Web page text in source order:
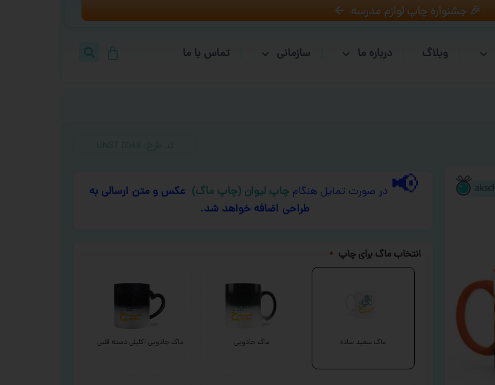
🎉 جشنواره چاپ لوازم مدرسه
وبلاگ درباره ما سازمانی تماس با ما
📢 در صورت تمایل هنگام چاپ لیوان (چاپ ماگ) عکس و متن ارسالی به
طراحی اضافه خواهد شد.
انتخاب ماگ برای چاپ *
ماگ سفید ساده ماگ جادویی ماگ جادویی اکلیلی دسته قلبی